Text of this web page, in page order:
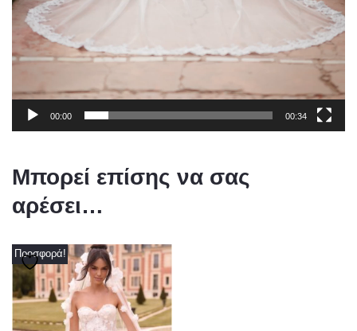
00:00 00:34
Μπορεί επίσης να σας
αρέσει…
Προσφορά!